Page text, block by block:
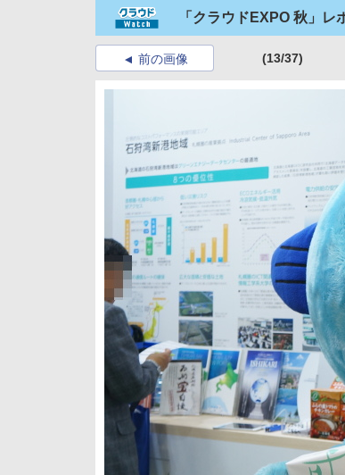
「クラウドEXPO 秋」
前の画像 (13/37)